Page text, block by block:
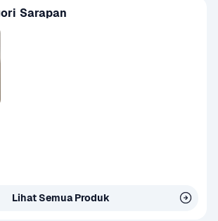
Sarapan
Lihat Semua Produk